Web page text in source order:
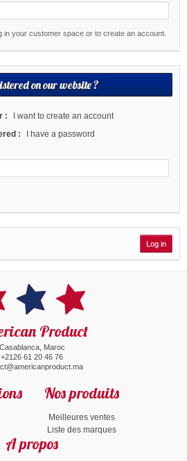
in your customer space or to create an account.
on our website ?
:
I want to create an account
:
I have a password
Product
Casablanca, Maroc
+2126 61 20 46 76
Nos produits
Meilleures ventes
Liste des marques
A propos